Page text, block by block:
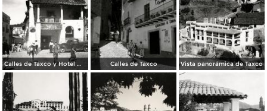
Calles de Taxco y Hotel Meléndez (izq.) Calles de Taxco Vista panorámica de Taxco